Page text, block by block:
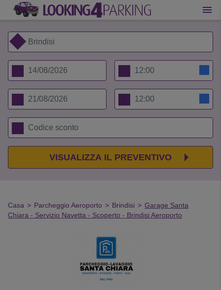
Casa > Parcheggio Aeroporto > Brindisi > Garage Santa
Chiara - Servizio Navetta - Scoperto - Brindisi Aeroporto
VISUALIZZA IL PREVENTIVO